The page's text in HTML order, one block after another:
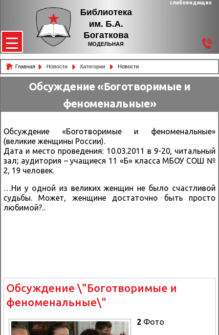
Библиотека
им. Б.А.
Богаткова
МОДЕЛЬНАЯ
слабовидящих
Главная Новости Категории Новости
Обсуждение «Боготворимые и
феноменальные»
Обсуждение «Боготворимые и феноменальные»
(великие женщины России).
Дата и место проведения: 10.03.2011 в 9-20, читальный
зал; аудитория – учащиеся 11 «Б» класса МБОУ СОШ №
2, 19 человек.
…Ни у одной из великих женщин не было счастливой
судьбы. Может, женщине достаточно быть просто
любимой?..
Обсуждение \"Боготворимые и
феноменальные\"
2 Фото